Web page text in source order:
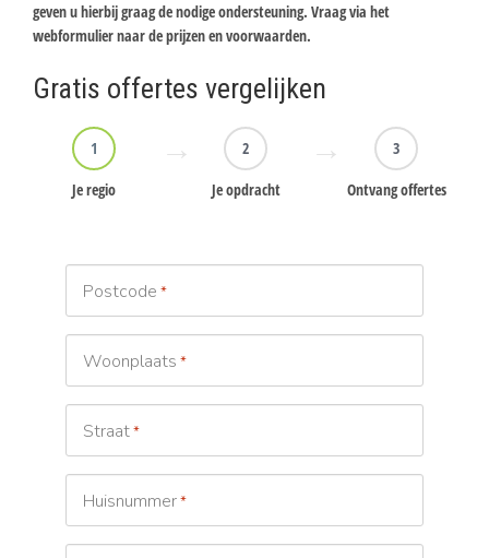
geven u hierbij graag de nodige ondersteuning. Vraag via het
webformulier naar de prijzen en voorwaarden.
Gratis offertes vergelijken
1
Je regio
2
Je opdracht
3
Ontvang offertes
Postcode *
Woonplaats *
Straat*
Huisnummer*